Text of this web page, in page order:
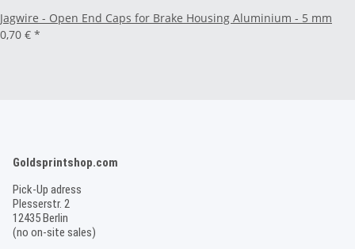
Jagwire - Open End Caps for Brake Housing Aluminium - 5 mm
0,70 € *
Goldsprintshop.com
Pick-Up adress
Plesserstr. 2
12435 Berlin
(no on-site sales)